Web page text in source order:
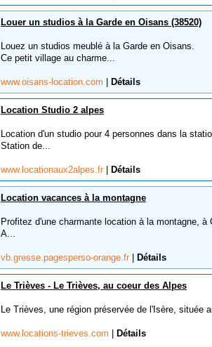
Louer un studios à la Garde en Oisans (38520)
Louez un studios meublé à la Garde en Oisans.
Ce petit village au charme...
www.oisans-location.com Détails
Location Studio 2 alpes
Location d'un studio pour 4 personnes dans la
Station de...
www.locationaux2alpes.fr Détails
Location vacances à la montagne
Profitez d'une charmante location à la montagne, à
A...
vb.gresse.pagesperso-orange.fr Détails
Le Trièves - Le Trièves, au coeur des Alpes
Le Trièves, une région préservée de l'Isère, située
www.locations-trieves.com Détails